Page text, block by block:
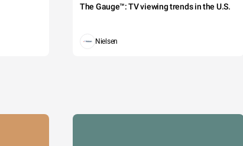
The Gauge™: TV viewing trends in the U.S.
Nielsen